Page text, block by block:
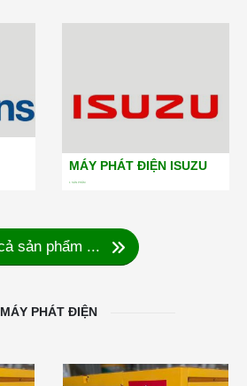
MÁY PHÁT ĐIỆN ISUZU
1 SẢN PHẨM
sản phẩm ...
MÁY PHÁT ĐIỆN